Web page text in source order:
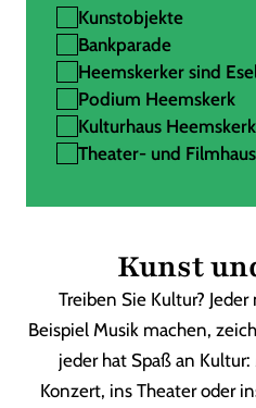
Kunst
Treiben Sie Kultur?
Beispiel Musik machen,
jeder hat Spaß an
Konzert, ins Theater oder
Kunstobjekte
Bankparade
Heemskerker sind
Podium Heemskerk
Kulturhaus Heemskerk
Theater- und